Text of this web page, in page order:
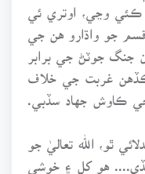
ڪئي وڃي، اوتري ئي
جو واڌارو هن جي
جنگ جوٽڻ جي برابر
غربت جي خلاف
ڪاوش جهاد سڏبي.
ٿو، الله تعاليٰ جو
ڇڏي.... هو کل ۽ خوشي